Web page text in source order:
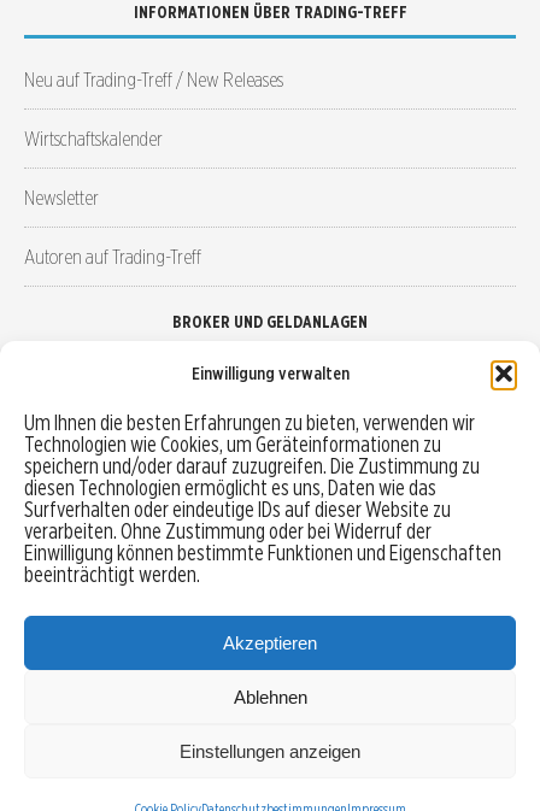
Einwilligung verwalten
Um Ihnen die besten Erfahrungen zu bieten, verwenden wir
Technologien wie Cookies, um Geräteinformationen zu
speichern und/oder darauf zuzugreifen. Die Zustimmung zu
diesen Technologien ermöglicht es uns, Daten wie das
Surfverhalten oder eindeutige IDs auf dieser Website zu
verarbeiten. Ohne Zustimmung oder bei Widerruf der
Einwilligung können bestimmte Funktionen und Eigenschaften
beeinträchtigt werden.
Akzeptieren
Ablehnen
Einstellungen anzeigen
INFORMATIONEN ÜBER TRADING-TREFF
Neu auf Trading-Treff / New Releases
Wirtschaftskalender
Newsletter
Autoren auf Trading-Treff
BROKER UND GELDANLAGEN
Robo-Advisor vergleichen
Depotvergleich
Festgeld vergleichen
Tagesgeld vergleichen